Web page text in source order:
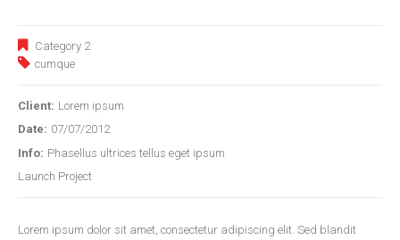
Category 2
cumque
Client: Lorem ipsum
Date: 07/07/2012
Info: Phasellus ultrices tellus eget ipsum
Launch Project
Lorem ipsum dolor sit amet, consectetur adipiscing elit. Sed blandit